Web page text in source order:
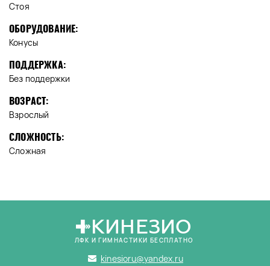
Стоя
ОБОРУДОВАНИЕ:
Конусы
ПОДДЕРЖКА:
Без поддержки
ВОЗРАСТ:
Взрослый
СЛОЖНОСТЬ:
Сложная
КИНЕЗИО
ЛФК И ГИМНАСТИКИ БЕСПЛАТНО
kinesioru@yandex.ru